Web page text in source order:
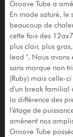
Groove Tube a
En mode saturé, le
beaucoup de
cette fois des
plus clair, plus
lead ". Nous avons
sans marque non
(Ruby) mais celle-
d'un break familial
la différence des
l'étage de
amènent nos
Groove Tube